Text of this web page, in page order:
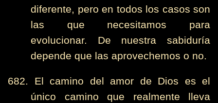
diferente, pero en todos los casos son
las que necesitamos para
evolucionar. De nuestra sabiduría
depende que las aprovechemos o no.
682. El camino del amor de Dios es el
único camino que realmente lleva